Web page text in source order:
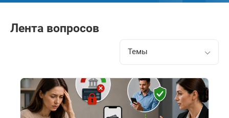
Лента вопросов
Темы